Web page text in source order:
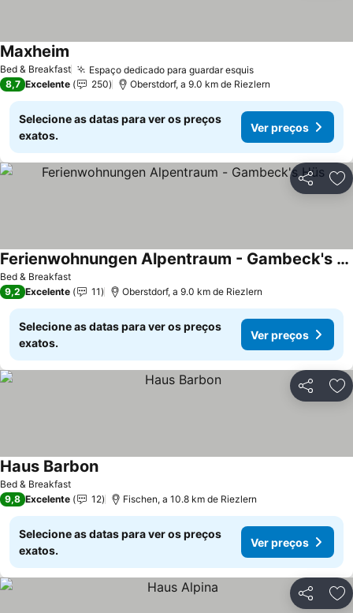
Bed & Breakfast Espaço dedicado para guardar esquisVer preços
Maxheim
8,7 Excelente 250 Oberstdorf, a 9.0 km de Riezlern
Selecione as datas para ver os preços
exatos.
Ver preços
Partilhar
Bed & Breakfast
Ferienwohnungen Alpentraum - Gambeck's Hüs
Ver preços
9,2 Excelente 11 Oberstdorf, a 9.0 km de Riezlern
Selecione as datas para ver os preços
exatos.
Ver preços
Partilhar
Bed & Breakfast
Haus BarbonVer preços
9,8 Excelente 12 Fischen, a 10.8 km de Riezlern
Selecione as datas para ver os preços
exatos.
Ver preços
Partilhar